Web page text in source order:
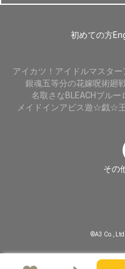
初めての方
アイカツ！ アイドルマスター
銀魂五等分の花嫁呪術廻
名取さなBLEACHブルー
メイドインアビス遊☆戯☆
その
©A3 Co.,